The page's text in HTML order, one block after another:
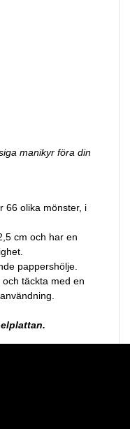
manikyr föra din
66 olika mönster, i
cm och har en
pappershölje.
täckta med en